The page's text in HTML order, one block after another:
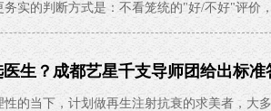
务实的判断方式是：不看笼统的"好/不好"评价
生？成都艺星千支导师团给出标准
的当下，计划做再生注射抗衰的求美者，大